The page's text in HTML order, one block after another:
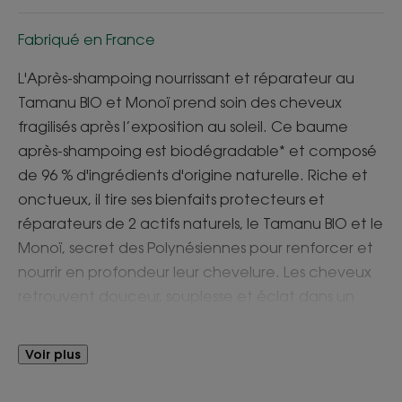
Fabriqué en France
L'Après-shampoing nourrissant et réparateur au
Tamanu BIO et Monoï prend soin des cheveux
fragilisés après l’exposition au soleil. Ce baume
après-shampoing est biodégradable* et composé
de 96 % d'ingrédients d'origine naturelle. Riche et
onctueux, il tire ses bienfaits protecteurs et
réparateurs de 2 actifs naturels, le Tamanu BIO et le
Monoï, secret des Polynésiennes pour renforcer et
nourrir en profondeur leur chevelure. Les cheveux
cheveux, même colorés ou méchés.
Voir plus